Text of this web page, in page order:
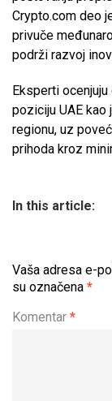
Crypto.com deo
privuče
podrži razvoj
Eksperti
poziciju UAE kao
regionu, uz
prihoda kroz
In this article:
Vaša adresa e-
su označena *
Komentar *